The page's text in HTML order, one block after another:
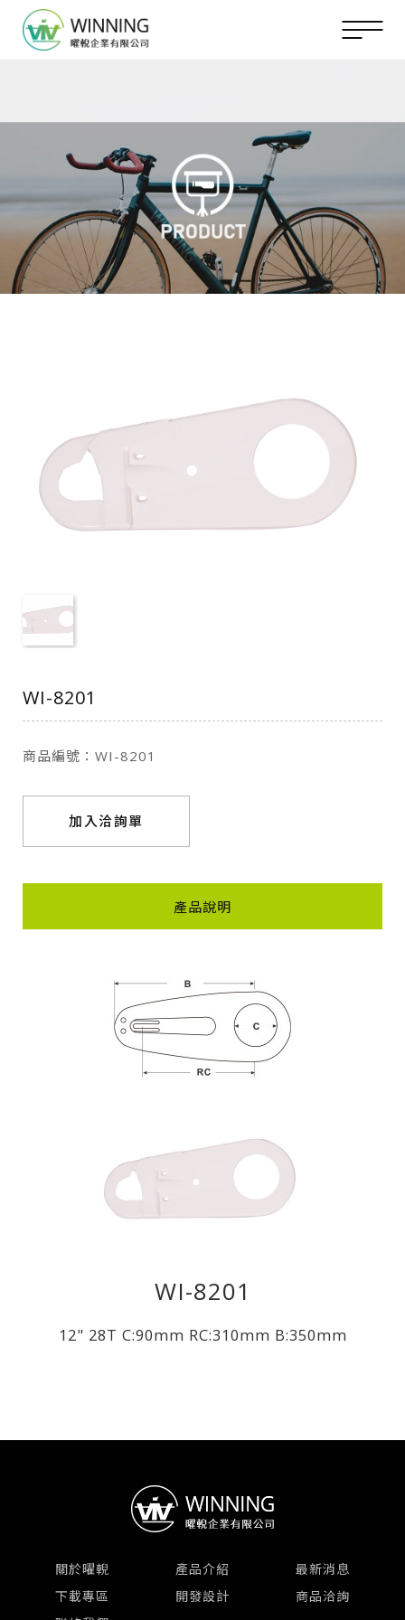
WI-8201
商品編號：WI-8201
加入洽詢單
產品說明
WI-8201
12" 28T C:90mm RC:310mm B:350mm
關於曜輗 產品介紹
最新消息
下載專區
開發設計
商品洽詢